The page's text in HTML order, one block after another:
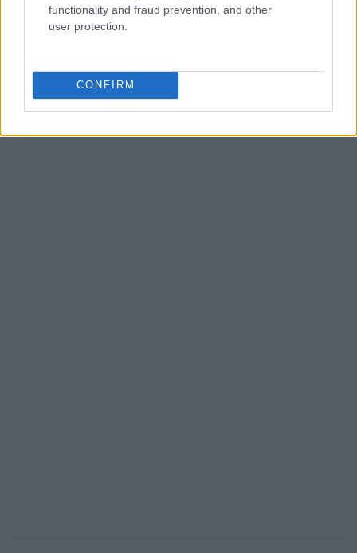
functionality and fraud prevention, and other
user protection.
CONFIRM
Πηγή: ΑΠΕ - ΜΠΕ